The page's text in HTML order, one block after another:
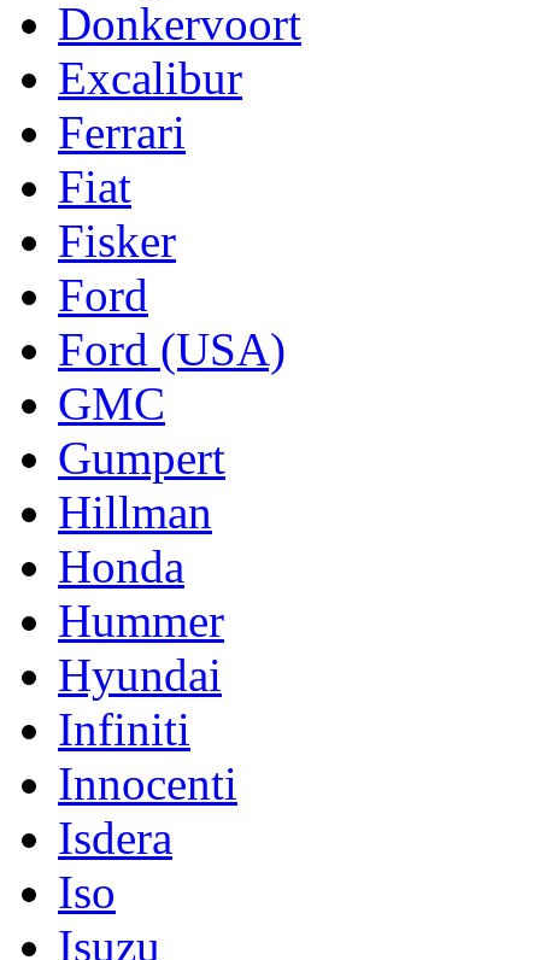
Donkervoort
Excalibur
Ferrari
Fiat
Fisker
Ford
Ford (USA)
GMC
Gumpert
Hillman
Honda
Hummer
Hyundai
Infiniti
Innocenti
Isdera
Iso
Isuzu